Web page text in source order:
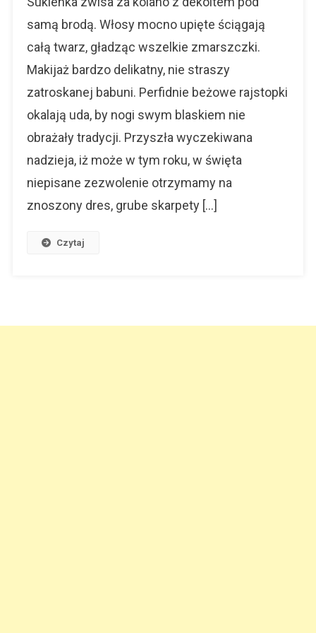
samą brodą. Włosy mocno upięte ściągają
całą twarz, gładząc wszelkie zmarszczki.
Makijaż bardzo delikatny, nie straszy
zatroskanej babuni. Perfidnie beżowe rajstopki
okalają uda, by nogi swym blaskiem nie
obrażały tradycji. Przyszła wyczekiwana
nadzieja, iż może w tym roku, w święta
niepisane zezwolenie otrzymamy na
znoszony dres, grube skarpety […]
Czytaj